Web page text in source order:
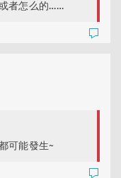
者怎么的……
可能發生~